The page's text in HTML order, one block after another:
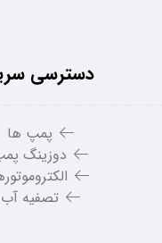
دسترسی
پمپ ها
دوزینگ
تصفیه آب